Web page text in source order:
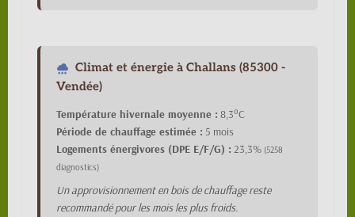
Climat et énergie à Challans (85300 -
Vendée)
Température hivernale moyenne : 8,3°C
Période de chauffage estimée : 5 mois
Logements énergivores (DPE E/F/G) : 23,3% (5258
diagnostics)
Un approvisionnement en bois de chauffage reste
recommandé pour les mois les plus froids.